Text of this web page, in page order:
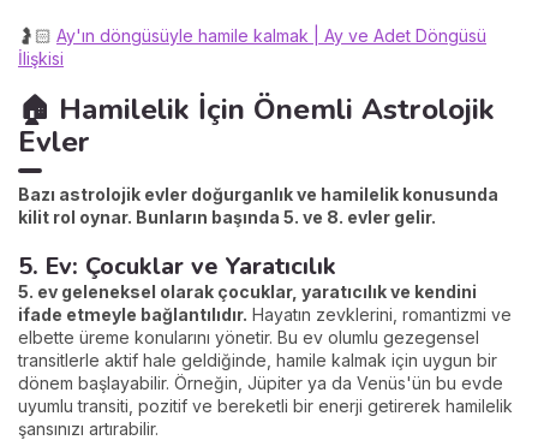
🤰🏻 Ay'ın döngüsüyle hamile kalmak | Ay ve Adet Döngüsü
İlişkisi
🏠 Hamilelik İçin Önemli Astrolojik
Evler
Bazı astrolojik evler doğurganlık ve hamilelik konusunda
kilit rol oynar. Bunların başında 5. ve 8. evler gelir.
5. Ev: Çocuklar ve Yaratıcılık
5. ev geleneksel olarak çocuklar, yaratıcılık ve kendini
ifade etmeyle bağlantılıdır. Hayatın zevklerini, romantizmi ve
elbette üreme konularını yönetir. Bu ev olumlu gezegensel
transitlerle aktif hale geldiğinde, hamile kalmak için uygun bir
dönem başlayabilir. Örneğin, Jüpiter ya da Venüs'ün bu evde
uyumlu transiti, pozitif ve bereketli bir enerji getirerek hamilelik
şansınızı artırabilir.